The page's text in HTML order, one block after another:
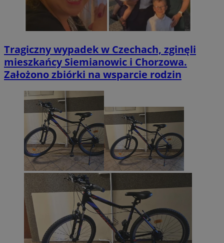
Tragiczny wypadek w Czechach, zginęli
mieszkańcy Siemianowic i Chorzowa.
Założono zbiórki na wsparcie rodzin